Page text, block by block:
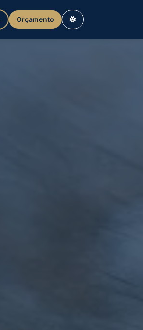
Orçamento